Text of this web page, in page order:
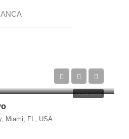
COMPRAR
Miami, FL, USA